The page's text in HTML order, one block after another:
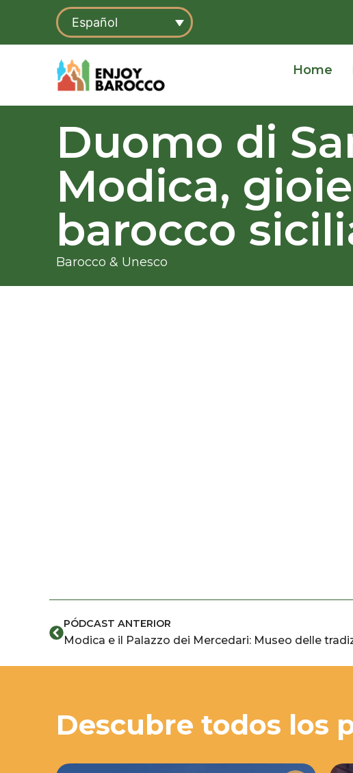
contenido
Español
Home
Duomo di
Modica,
barocco
Barocco & Unesco
AntPÓDCAST ANTERIOR
Modica e il Palazzo dei Mercedari: Museo delle
Descubre todos los